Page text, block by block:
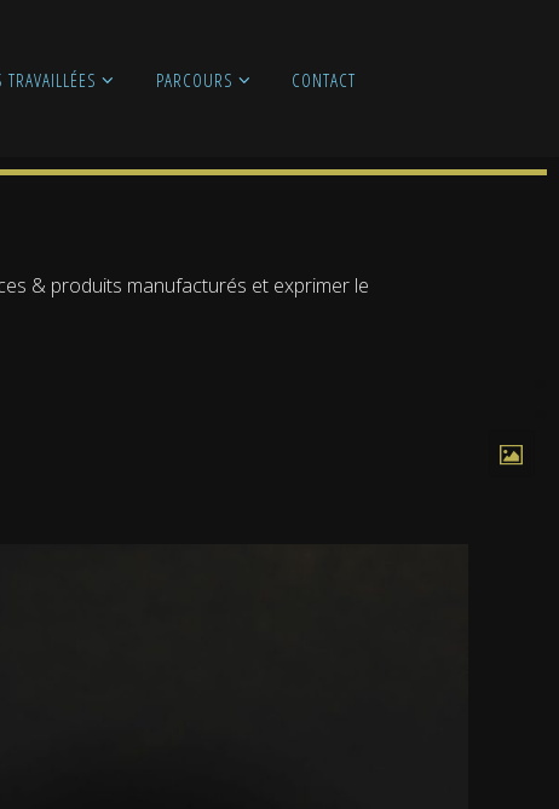
TRAVAILLÉES PARCOURS CONTACT
& produits manufacturés et exprimer le